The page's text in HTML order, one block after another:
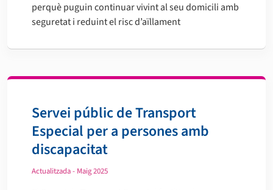
perquè puguin continuar vivint al seu domicili amb
seguretat i reduint el risc d’aïllament
Servei públic de Transport
Especial per a persones amb
discapacitat
Actualitzada - Maig 2025